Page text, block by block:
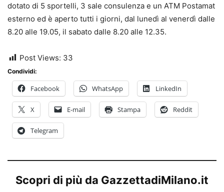
dotato di 5 sportelli, 3 sale consulenza e un ATM Postamat
esterno ed è aperto tutti i giorni, dal lunedì al venerdì dalle
8.20 alle 19.05, il sabato dalle 8.20 alle 12.35.
Post Views: 33
Condividi:
Facebook WhatsApp LinkedIn
X E-mail Stampa Reddit
Telegram
Scopri di più da GazzettadiMilano.it